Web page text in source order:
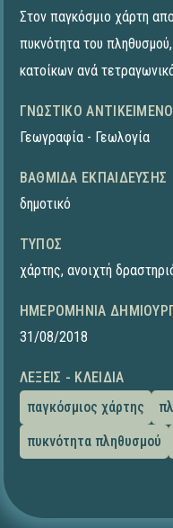
Στον παγκόσμιο χάρτη
πυκνότητα του
κατοίκων ανά
ΓΝΩΣΤΙΚΌ ΑΝΤΙΚΕΊΜΕΝΟ
Γεωγραφία - Γεωλογία
ΒΑΘΜΊΔΑ ΕΚΠΑΊΔΕΥΣΗΣ
δημοτικό
ΤΎΠΟΣ
χάρτης, ανοιχτή
ΗΜΕΡΟΜΗΝΊΑ
31/08/2018
ΛΈΞΕΙΣ - ΚΛΕΙΔΙΆ
παγκόσμιος χάρτης
πυκνότητα πληθυσμού